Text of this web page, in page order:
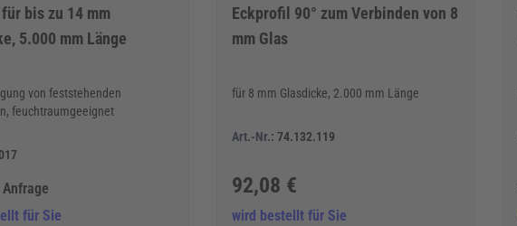
bis zu 14 mm
5.000 mm Länge
von feststehenden
feuchtraumgeeignet
für Sie
Eckprofil 90° zum Verbinden von 8
mm Glas
für 8 mm Glasdicke, 2.000 mm Länge
Art.-Nr.: 74.132.119
92,08 €
wird bestellt für Sie